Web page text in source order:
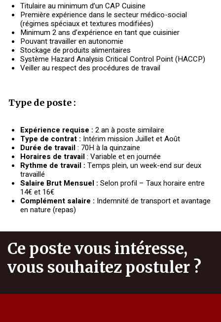
Titulaire au minimum d’un CAP Cuisine
Première expérience dans le secteur médico-social
(régimes spéciaux et textures modifiées)
Minimum 2 ans d’expérience en tant que cuisinier
Pouvant travailler en autonomie
Stockage de produits alimentaires
Système Hazard Analysis Critical Control Point (HACCP)
Veiller au respect des procédures de travail
Type de poste :
Expérience requise : 2 an à poste similaire
Type de contrat : Intérim mission Juillet et Août
Durée de travail: 70H à la quinzaine
Horaires de travail: Variable et en journée
Rythme de travail :Temps plein, un week-end sur deux
travaillé
Salaire Brut Mensuel :Selon profil – Taux horaire entre
14€ et 16€
Complément salaire : Indemnité de transport et avantage
en nature (repas)
Ce poste vous intéresse,
vous souhaitez postuler ?